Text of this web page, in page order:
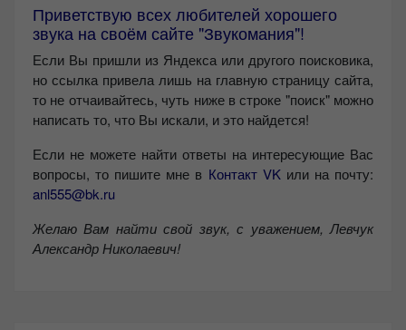
Приветствую всех любителей хорошего
звука на своём сайте "Звукомания"!
Если Вы пришли из Яндекса или другого поисковика,
но ссылка привела лишь на главную страницу сайта,
то не отчаивайтесь, чуть ниже в строке "поиск" можно
написать то, что Вы искали, и это найдется!
Если не можете найти ответы на интересующие Вас
вопросы, то пишите мне в Контакт VKили на почту:
anl555@bk.ru
Желаю Вам найти свой звук, с уважением, Левчук
Александр Николаевич!